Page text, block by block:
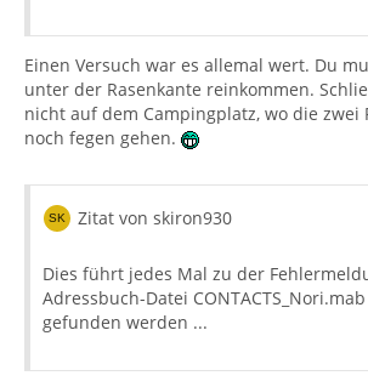
Einen Versuch war es allemal wert. Du
unter der Rasenkante reinkommen.
nicht auf dem Campingplatz, wo die zwei
noch fegen gehen.
Zitat von skiron930
Dies führt jedes Mal zu der
Adressbuch-Datei
gefunden werden ...